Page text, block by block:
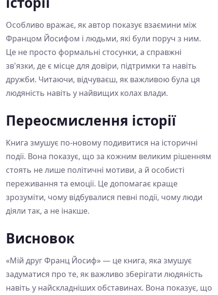
Особливо вражає, як автор показує взаємини між
Францом Йосифом і людьми, які були поруч з ним.
Це не просто формальні стосунки, а справжні
зв'язки, де є місце для довіри, підтримки та навіть
дружби. Читаючи, відчуваєш, як важливою була ця
людяність навіть у найвищих колах влади.
Переосмислення історії
Книга змушує по-новому подивитися на історичні
події. Вона показує, що за кожним великим рішенням
стоять не лише політичні мотиви, а й особисті
переживання та емоції. Це допомагає краще
зрозуміти, чому відбувалися певні події, чому люди
діяли так, а не інакше.
Висновок
«Мій друг Франц Йосиф» — це книга, яка змушує
задуматися про те, як важливо зберігати людяність
навіть у найскладніших обставинах. Вона показує, що